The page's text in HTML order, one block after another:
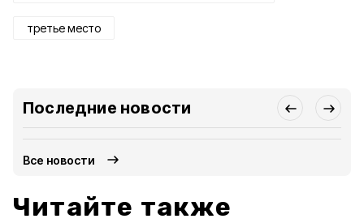
третье место
Последние новости
Все новости
Читайте также